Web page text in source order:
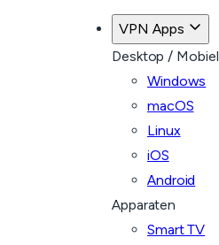
VPN Apps
Desktop / Mobiel
Windows
macOS
Linux
iOS
Android
Apparaten
Smart TV